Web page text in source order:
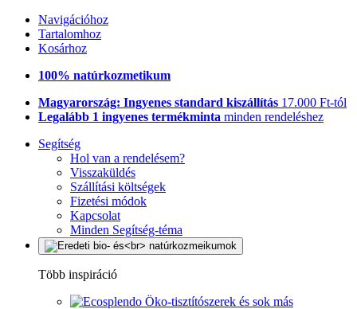
Navigációhoz
Tartalomhoz
Kosárhoz
100% natúrkozmetikum
Magyarország: Ingyenes standard kiszállítás 17.000 Ft-tól
Legalább 1 ingyenes termékminta minden rendeléshez
Segítség
Hol van a rendelésem?
Visszaküldés
Szállítási költségek
Fizetési módok
Kapcsolat
Minden Segítség-téma
Több inspiráció
Öko-tisztítószerek és sok más